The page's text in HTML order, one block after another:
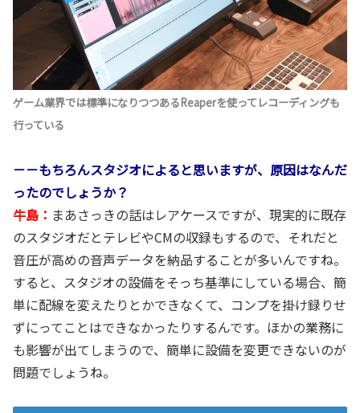
ゲーム業界では標準になりつつあるReaperを使ってレコーディングも
行っている
－－もちろんスタジオによると思いますが、原因はなんだ
ったのでしょうか？
牛島： まあさっきの話はレアケースですが、現実的に既存
のスタジオだとテレビやCMの収録もするので、それだと
音圧が高めの音声データを納品することが多いんですね。
すると、スタジオの設備をそっち基準にしている場合、簡
単に配線を変えたりとかできなくて、コンプを掛け録りせ
ずにってことはできなかったりするんです。ほかの業務に
も影響が出てしまうので、簡単に設備を変更できないのが
問題でしょうね。